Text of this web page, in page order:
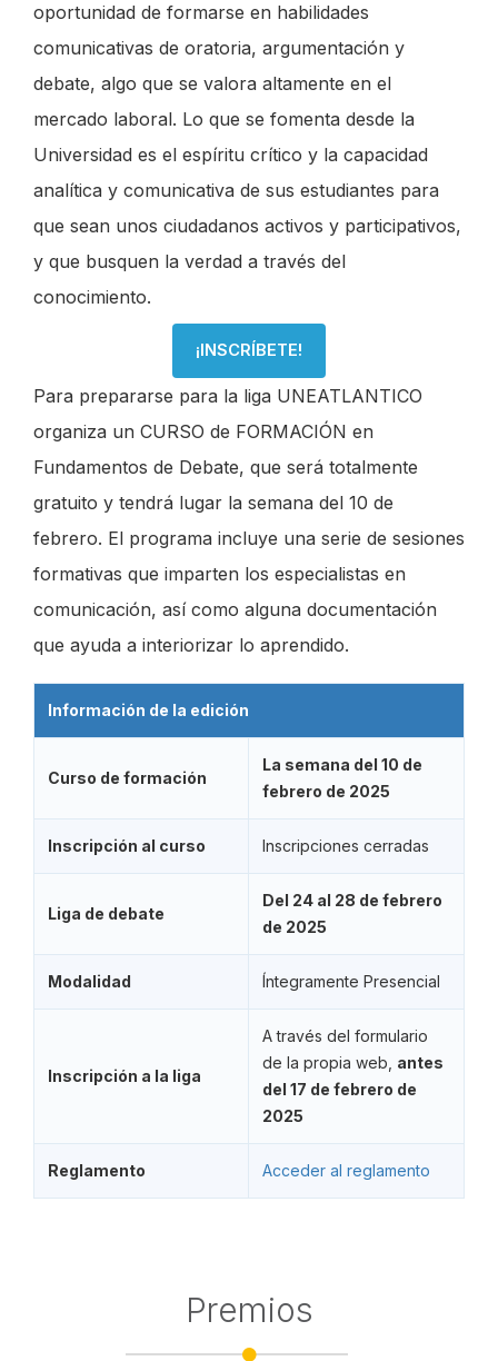
oportunidad de formarse en habilidades
comunicativas de oratoria, argumentación y
debate, algo que se valora altamente en el
mercado laboral. Lo que se fomenta desde la
Universidad es el espíritu crítico y la capacidad
analítica y comunicativa de sus estudiantes para
que sean unos ciudadanos activos y participativos,
y que busquen la verdad a través del
conocimiento.
¡INSCRÍBETE!
Para prepararse para la liga UNEATLANTICO
organiza un CURSO de FORMACIÓN en
Fundamentos de Debate, que será totalmente
gratuito y tendrá lugar la semana del 10 de
febrero. El programa incluye una serie de sesiones
formativas que imparten los especialistas en
comunicación, así como alguna documentación
que ayuda a interiorizar lo aprendido.
Información de la edición
Curso de formación
La semana del 10 de
febrero de 2025
Inscripción al curso Inscripciones cerradas
Liga de debate
Del 24 al 28 de febrero
de 2025
Modalidad Íntegramente Presencial
Inscripción a la liga
A través del formulario
de la propia web, antes
del 17 de febrero de
2025
Reglamento Acceder al reglamento
Premios